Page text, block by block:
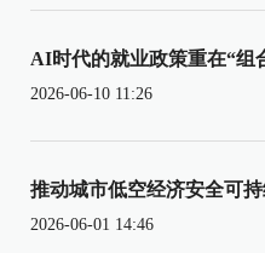
AI时代的就业政策重在“组
2026-06-10 11:26
推动城市低空经济安全可
2026-06-01 14:46